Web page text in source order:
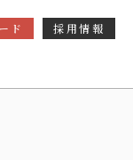
ド 採用情報